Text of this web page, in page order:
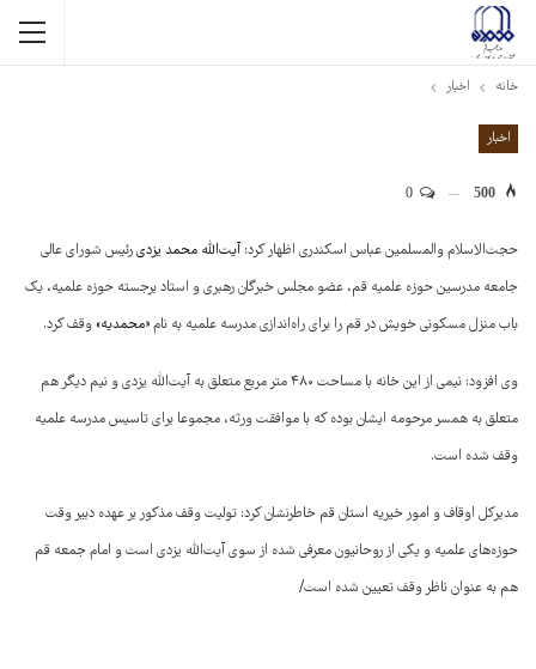
خانه اخبار
اخبار
500
حجت‌الاسلام والمسلمین عباس اسکندری اظهار کرد: آیت‌الله محمد یزدیرئیس شورای عالی
جامعه مدرسین حوزه علمیه قم، عضو مجلس خبرگان رهبری و استاد برجسته حوزه علمیه، یک
باب منزل مسکونی خویش در قم را برای راه‌اندازی مدرسه علمیه به نام «محمدیه» وقف کرد.
وی افزود: نیمی از این خانه با مساحت ۴۸۰ متر مربع متعلق به آیت‌الله یزدی و نیم دیگر هم
متعلق به همسر مرحومه ایشان بوده که با موافقت ورثه، مجموعا برای تاسیس مدرسه علمیه
وقف شده است.
مدیرکل اوقاف و امور خیریه استان قم خاطرنشان کرد: تولیت وقف مذکور بر عهده دبیر وقت
حوزه‌های علمیه و یکی از روحانیون معرفی شده از سوی آیت‌الله یزدی است و امام جمعه قم
هم به عنوان ناظر وقف تعیین شده است/